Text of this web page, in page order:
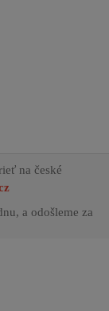
na české
a odošleme za